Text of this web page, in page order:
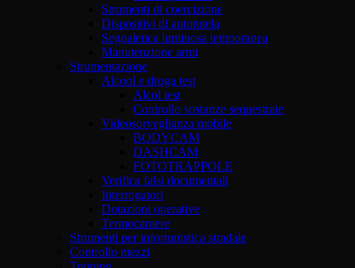
Strumenti di coercizione
Dispositivi di autotutela
Segnaletica luminosa temporanea
Manutenzione armi
Strumentazione
Alcool e droga test
Alcol test
Controllo sostanze sequestrate
Videosorveglianza mobile
BODYCAM
DASHCAM
FOTOTRAPPOLE
Verifica falsi documentali
Interrogatori
Dotazioni operative
Termocamere
Strumenti per infortunistica stradale
Controllo mezzi